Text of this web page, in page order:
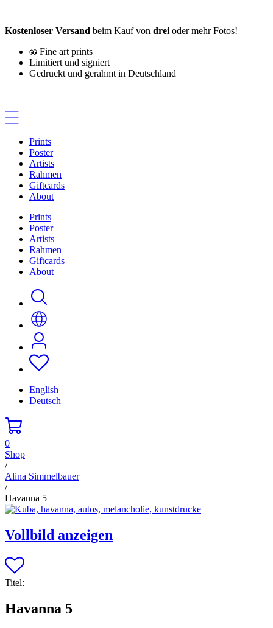
springen
Kostenloser Versand beim Kauf von drei oder mehr Fotos!
Fine art prints
Limitiert und signiert
Gedruckt und gerahmt in Deutschland
Prints
Poster
Artists
Rahmen
Giftcards
About
Prints
Poster
Artists
Rahmen
Giftcards
About
English
Deutsch
0
Shop
/
Alina Simmelbauer
/
Havanna 5
Vollbild anzeigen
Titel:
Havanna 5